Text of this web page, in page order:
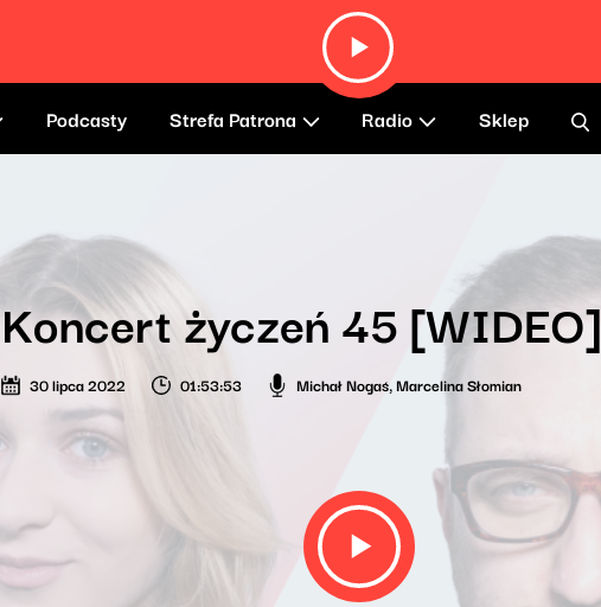
Podcasty Strefa Patrona Radio Sklep
Koncert życzeń 45 [WIDEO]
30 lipca 2022 01:53:53 Michał Nogaś,Marcelina Słomian